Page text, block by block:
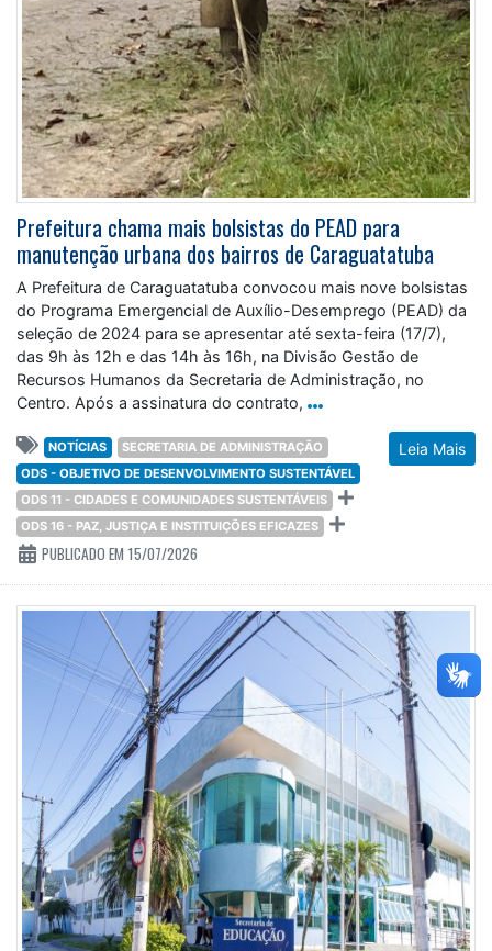
Prefeitura chama mais bolsistas do PEAD para
manutenção urbana dos bairros de Caraguatatuba
A Prefeitura de Caraguatatuba convocou mais nove bolsistas
do Programa Emergencial de Auxílio-Desemprego (PEAD) da
seleção de 2024 para se apresentar até sexta-feira (17/7),
das 9h às 12h e das 14h às 16h, na Divisão Gestão de
Recursos Humanos da Secretaria de Administração, no
Centro. Após a assinatura do contrato,
Leia Mais
NOTÍCIAS
SECRETARIA DE ADMINISTRAÇÃO
ODS - OBJETIVO DE DESENVOLVIMENTO SUSTENTÁVEL
ODS 11 - CIDADES E COMUNIDADES SUSTENTÁVEIS
ODS 16 - PAZ, JUSTIÇA E INSTITUIÇÕES EFICAZES
PUBLICADO EM 15/07/2026